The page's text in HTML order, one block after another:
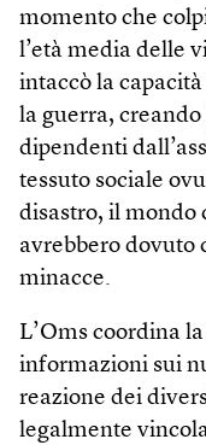
momento che
l’età media delle
intaccò la
la guerra,
dipendenti
tessuto sociale
disastro, il mondo
avrebbero dovuto
minacce.
L’Oms coordina
informazioni sui
reazione dei
legalmente